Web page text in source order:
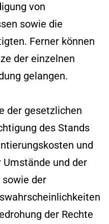
von
sowie die
Ferner können
der einzelnen
gelangen.
der gesetzlichen
des Stands
und
Umstände und der
der
der Rechte